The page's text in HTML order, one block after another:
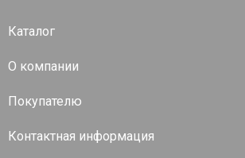
Каталог
О компании
Покупателю
Контактная информация